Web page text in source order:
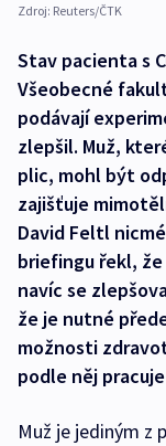
Zdroj: Reuters/ČTK
Stav pacienta s
Všeobecné
podávají
zlepšil. Muž,
plic, mohl být
zajišťuje
David Feltl
briefingu řekl,
navíc se
že je nutné
možnosti
podle něj
Muž je jediným z